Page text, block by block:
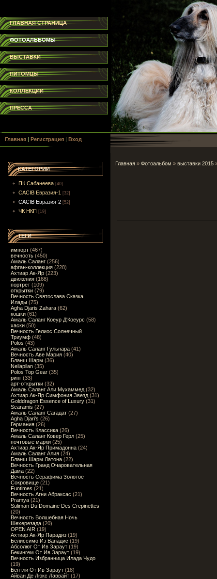
ГЛАВНАЯ СТРАНИЦА
ФОТОАЛЬБОМЫ
ВЫСТАВКИ
ПИТОМЦЫ
КОЛЛЕКЦИИ
ПРЕССА
Главная | Регистрация | Вход
КАТЕГОРИИ
ПК Сабанеева [40]
CACIB Евразия-1 [32]
CACIB Евразия-2 [52]
ЧК НКП [19]
ТЕГИ
импорт (467)
вечность (450)
Амаль Саланг (256)
афган-коллекция (228)
Ахтиар Ак-Яр (223)
движения (168)
портрет (109)
открытки (79)
Вечность Святослава Сказка
Илады (75)
Agha Djaris Zahara (62)
кошки (61)
Амаль Саланг Коеур Д'Коеурс (58)
хаски (50)
Вечность Гелиос Солнечный
Триумф (48)
Polos (43)
Амаль Саланг Гульнара (41)
Вечность Аве Мария (40)
Бланш Шарм (36)
Neliapilan (35)
Polos Top Gear (35)
ринг (33)
арт-открытки (32)
Амаль Саланг Али Мухаммед (32)
Ахтиар Ак-Яр Симфония Звезд (31)
Golddragon Essence of Luxury (31)
Scaramis (27)
Амаль Саланг Сагадат (27)
Agha Djari's (26)
Германия (26)
Вечность Классика (26)
Амаль Саланг Ковер Герл (25)
почтовые марки (25)
Ахтиар Ак-Яр Примадонна (24)
Амаль Саланг Алия (24)
Бланш Шарм Латона (22)
Вечность Гранд Очаровательная
Дама (22)
Вечность Серафима Золотое
Сокровище (21)
Funtimes (21)
Вечность Агни Абраксас (21)
Pramya (21)
Suliman Du Domaine Des Crepinettes
(20)
Вечность Волшебная Ночь
Шехерезада (20)
OPEN AIR (19)
Ахтиар Ак-Яр Парадиз (19)
Белиссимо Из Ванадис (19)
Абсолют От Ив Зараут (19)
Бекингем От Ив Зараут (19)
Вечность Избранница Илада Чудо
(19)
Бентли От Ив Зараут (18)
Айван Де Люкс Лаввайт (17)
Главная » Фотоальбом » выставки 2015